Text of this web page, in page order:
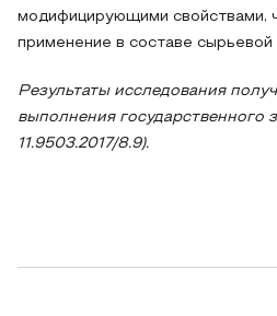
модифицирующими свойствами,
применение в составе сырьевой
Результаты исследования
выполнения государственного
11.9503.2017/8.9).